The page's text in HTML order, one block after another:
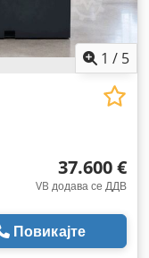
1 / 5
37.600 €
VB додава се ДДВ
Повикајте